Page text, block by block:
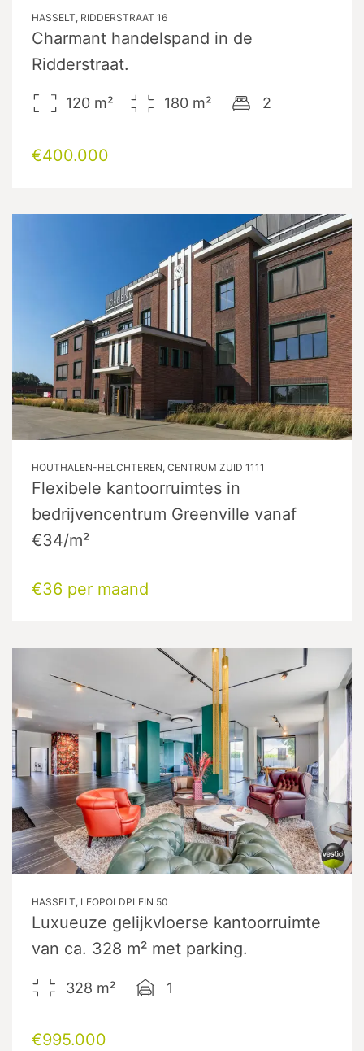
HASSELT, RIDDERSTRAAT 16
Charmant handelspand in de
Ridderstraat.
120 m² 180 m² 2
€400.000
HOUTHALEN-HELCHTEREN, CENTRUM ZUID 1111
Flexibele kantoorruimtes in
bedrijvencentrum Greenville vanaf
€34/m²
€36 per maand
HASSELT, LEOPOLDPLEIN 50
Luxueuze gelijkvloerse kantoorruimte
van ca. 328 m² met parking.
328 m² 1
€995.000